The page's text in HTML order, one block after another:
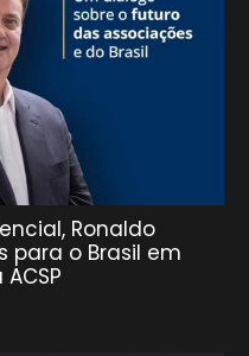
Ronaldo
para o Brasil em